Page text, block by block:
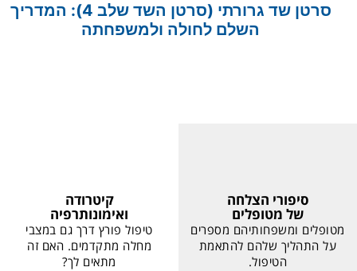
סרטן שד גרורתי (סרטן השד שלב 4): המדריך
השלם לחולה ולמשפחתה
סיפורי הצלחה
של מטופלים
מטופלים ומשפחותיהם מספרים
על התהליך שלהם להתאמת
הטיפול.
קיטרודה
ואימונותרפיה
טיפול פורץ דרך גם במצבי
מחלה מתקדמים. האם זה
מתאים לך?